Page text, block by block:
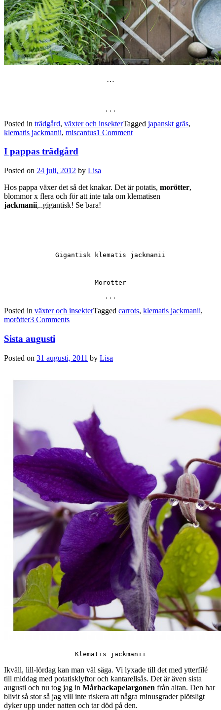
…
...
Posted in trädgård, växter och insekterTagged japanskt gräs,
klematis jackmanii, miscantus1 Comment
I pappas trädgård
Posted on 24 juli, 2012 by Lisa
Hos pappa växer det så det knakar. Det är potatis, morötter,
blommor x flera och för att inte tala om klematisen
jackmanii,..gigantisk! Se bara!
Gigantisk klematis jackmanii
Morötter
...
Posted in växter och insekterTagged carrots, klematis jackmanii,
morötter3 Comments
Sista augusti
Posted on 31 augusti, 2011 by Lisa
Klematis jackmanii
Ikväll, lill-lördag kan man väl säga. Vi lyxade till det med ytterfilé
till middag med potatisklyftor och kantarellsås. Det är även sista
augusti och nu tog jag in Mårbackapelargonen från altan. Den har
blivit så stor så jag vill inte riskera att några minusgrader plötsligt
dyker upp under natten och tar död på den.